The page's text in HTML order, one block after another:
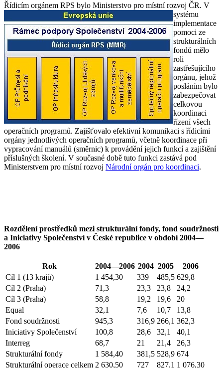
Řídicím orgánem RPS bylo Ministerstvo pro místní rozvoj ČR. V
systému
implementace
pomoci ze
strukturálních
fondů mělo
roli
zastřešujícího
orgánu, jehož
posláním bylo
zabezpečovat
celkovou
koordinaci
řízení všech
operačních programů. Zajišťovalo efektivní komunikaci s řídicími
orgány jednotlivých operačních programů, včetně koordinace při
vypracování manuálů (směrnic) k provádění jejich funkcí a zajištění
příslušných školení. V současné době tuto funkci zastává pod
Ministerstvem pro místní rozvoj Národní orgán pro koordinaci.
Rozdělení prostředků mezi strukturální fondy, fond soudržnosti
a Iniciativy Společenství v České republice v období 2004—
2006
Rok 2004—2006 2004 2005
2006
Cíl 1 (13 krajů)
1 454,30 339 485,5 629,8
Cíl 2 (Praha)
71,3 23,3 23,8
24,2
Cíl 3 (Praha)
58,8 19,2 19,6
20
Equal
32,1 7,6 10,7
13,8
Fond soudržnosti
945,3 316,9 266,1 362,3
Iniciativy Společenství
100,8 28,6 32,1
40,1
Interreg
68,7 21 21,4
26,3
Strukturální fondy
1 584,40 381,5 528,9 674
Strukturální operace celkem 2 630,50 727 827,1 1 076,30